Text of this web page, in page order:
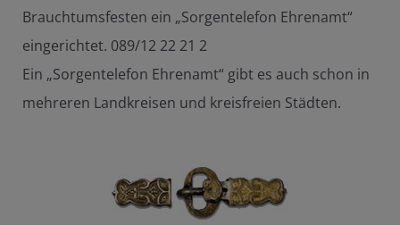
Brauchtumsfesten ein „Sorgentelefon Ehrenamt“
eingerichtet. 089/12 22 21 2
Ein „Sorgentelefon Ehrenamt“ gibt es auch schon in
mehreren Landkreisen und kreisfreien Städten.